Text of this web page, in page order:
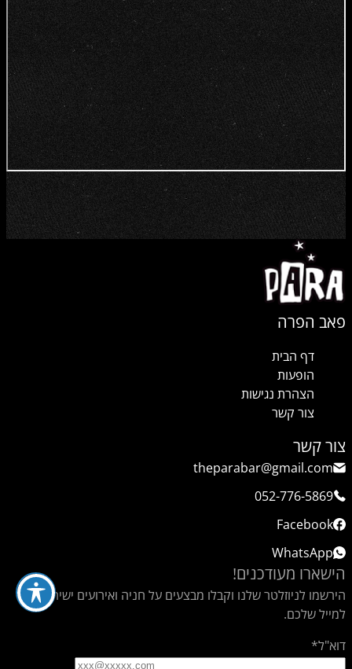
פאב הפרה
דף הבית
הופעות
הצהרת נגישות
צור קשר
צור קשר
theparabar@gmail.com
052-776-5869
Facebook
WhatsApp
הישארו מעודכנים!
הירשמו לניוזלטר שלנו וקבלו מבצעים על חניה ואירועים ישירות
למייל שלכם.
דוא"ל*